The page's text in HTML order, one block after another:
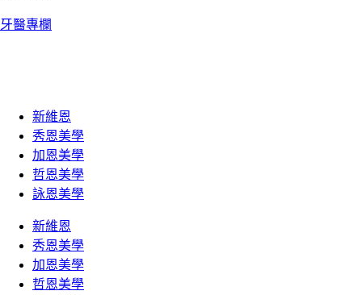
牙醫專欄
新維恩
秀恩美學
加恩美學
哲恩美學
詠恩美學
新維恩
秀恩美學
加恩美學
哲恩美學